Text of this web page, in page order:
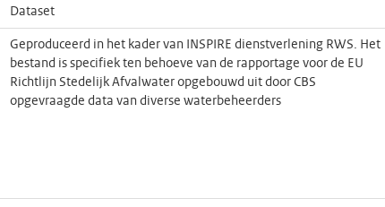
Dataset
Geproduceerd in het kader van INSPIRE dienstverlening RWS. Het
bestand is specifiek ten behoeve van de rapportage voor de EU
Richtlijn Stedelijk Afvalwater opgebouwd uit door CBS
opgevraagde data van diverse waterbeheerders